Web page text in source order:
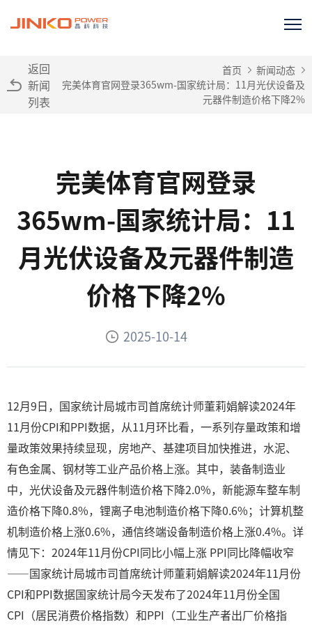
返回
新闻
列表
首页
新闻动态
完美体育官网登录365wm-国家统计局：11月光伏设备及
元器件制造价格下降2%
完美体育官网登录
365wm-国家统计局：11
月光伏设备及元器件制造
价格下降2%
2025-10-14
12月9日，国家统计局城市司首席统计师董莉娟解读2024年
11月份CPI和PPI数据，从11月环比看，一系列存量政策和增
量政策效果持续显现，房地产、基建项目加快推进，水泥、
有色金属、钢材等工业产品价格上涨。其中，装备制造业
中，光伏设备及元器件制造价格下降2.0%，新能源车整车制
造价格下降0.8%，锂离子电池制造价格下降0.6%；计算机整
机制造价格上涨0.6%，通信终端设备制造价格上涨0.4%。详
情见下：2024年11月份CPI同比小幅上涨 PPI同比降幅收窄
——国家统计局城市司首席统计师董莉娟解读2024年11月份
CPI和PPI数据国家统计局今天发布了2024年11月份全国
CPI（居民消费价格指数）和PPI（工业生产者出厂价格指